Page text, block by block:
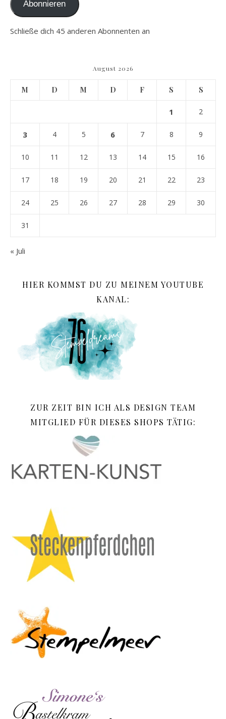
Abonnieren
Schließe dich 45 anderen Abonnenten an
August 2026
M D M D F S S
1 2
3 4 5 6 7 8 9
10 11 12 13 14 15 16
17 18 19 20 21 22 23
24 25 26 27 28 29 30
31
« Juli
HIER KOMMST DU ZU MEINEM YOUTUBE
KANAL:
ZUR ZEIT BIN ICH ALS DESIGN TEAM
MITGLIED FÜR DIESES SHOPS TÄTIG: